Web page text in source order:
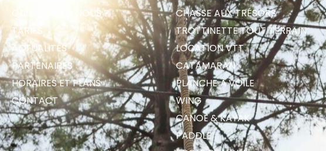
QUI SOMMES-NOUS ?
TARIFS
ACTUALITÉS
PARTENAIRES
HORAIRES ET PLANS
CONTACT
CHASSE AUX TRÉSORS
TROTTINETTE TOUT TERRAIN
LOCATION VTT
CATAMARAN
PLANCHE À VOILE
WING
CANOË & KAYAK
PADDLE